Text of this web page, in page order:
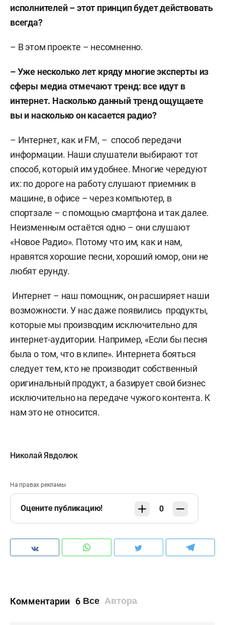
исполнителей – этот принцип будет действовать
всегда?
– В этом проекте – несомненно.
– Уже несколько лет кряду многие эксперты из
сферы медиа отмечают тренд: все идут в
интернет. Насколько данный тренд ощущаете
вы и насколько он касается радио?
– Интернет, как и FM, – способ передачи
информации. Наши слушатели выбирают тот
способ, который им удобнее. Многие чередуют
их: по дороге на работу слушают приемник в
машине, в офисе – через компьютер, в
спортзале – с помощью смартфона и так далее.
Неизменным остаётся одно – они слушают
«Новое Радио». Потому что им, как и нам,
нравятся хорошие песни, хороший юмор, они не
любят ерунду.
Интернет – наш помощник, он расширяет наши
возможности. У нас даже появились продукты,
которые мы производим исключительно для
интернет-аудитории. Например, «Если бы песня
была о том, что в клипе». Интернета бояться
следует тем, кто не производит собственный
оригинальный продукт, а базирует свой бизнес
исключительно на передаче чужого контента. К
нам это не относится.
Николай Явдолюк
На правах рекламы
Оцените публикацию! 0
Комментарии 6 Все Автора